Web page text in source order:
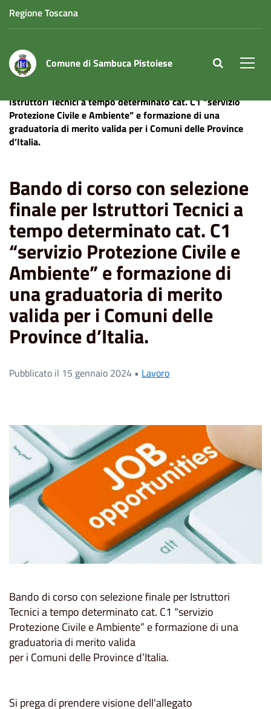
Regione Toscana
Comune di Sambuca Pistoiese site.searc
Istruttori Tecnici a tempo determinato cat. C1 “servizio
Protezione Civile e Ambiente” e formazione di una
graduatoria di merito valida per i Comuni delle Province
d’Italia.
Bando di corso con selezione
finale per Istruttori Tecnici a
tempo determinato cat. C1
“servizio Protezione Civile e
Ambiente” e formazione di
una graduatoria di merito
valida per i Comuni delle
Province d’Italia.
Pubblicato il 15 gennaio 2024 • Lavoro
Bando di corso con selezione finale per Istruttori
Tecnici a tempo determinato cat. C1 “servizio
Protezione Civile e Ambiente” e formazione di una
graduatoria di merito valida
per i Comuni delle Province d’Italia.
Si prega di prendere visione dell'allegato